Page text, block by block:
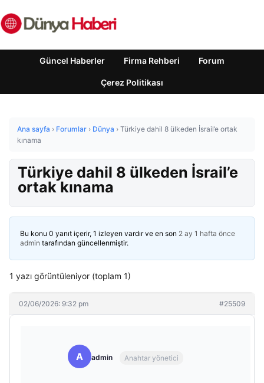
Güncel Haberler Firma Rehberi Forum
Çerez Politikası
Ana sayfa › Forumlar › Dünya › Türkiye dahil 8 ülkeden İsrail’e ortak
kınama
Türkiye dahil 8 ülkeden İsrail’e
ortak kınama
Bu konu 0 yanıt içerir, 1 izleyen vardır ve en son 2 ay 1 hafta önce
admin tarafından güncellenmiştir.
1 yazı görüntüleniyor (toplam 1)
02/06/2026: 9:32 pm #25509
A admin Anahtar yönetici